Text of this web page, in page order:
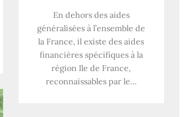
En dehors des aides
généralisées à l’ensemble de
la France, il existe des aides
financières spécifiques à la
région Ile de France,
reconnaissables par le…